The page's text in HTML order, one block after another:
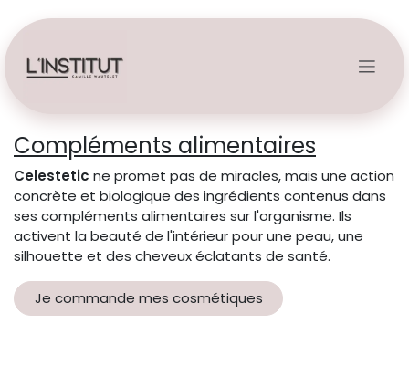
Compléments alimentaires
Celestetic ne promet pas de miracles, mais une action
concrète et biologique des ingrédients contenus dans
ses compléments alimentaires sur l'organisme. Ils
activent la beauté de l'intérieur pour une peau, une
silhouette et des cheveux éclatants de santé.
Je commande mes cosmétiques